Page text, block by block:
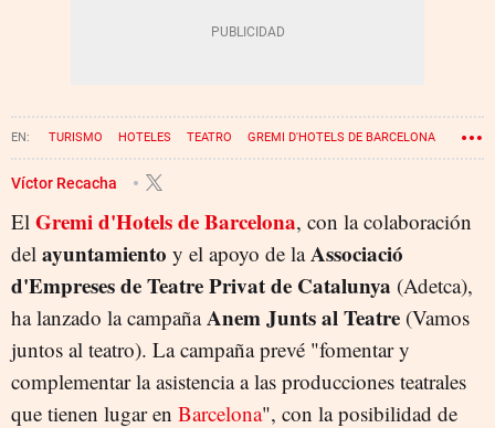
TURISMO HOTELES TEATRO GREMI D'HOTELS DE BARCELONA
Víctor Recacha
El Gremi d'Hotels de Barcelona, con la colaboración
del ayuntamiento y el apoyo de laAssociació
d'Empreses de Teatre Privat de Catalunya (Adetca),
ha lanzado la campañaAnem Junts al Teatre (Vamos
juntos al teatro). La campaña prevé "fomentar y
complementar la asistencia a las producciones teatrales
que tienen lugar en Barcelona", con la posibilidad de